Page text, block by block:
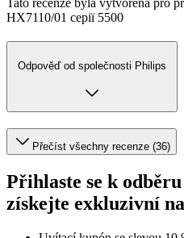
HX7110/01 серії 5500
Odpověď od společnosti Philips
Přečíst všechny recenze (36)
Přihlaste se k
získejte exkluzivní